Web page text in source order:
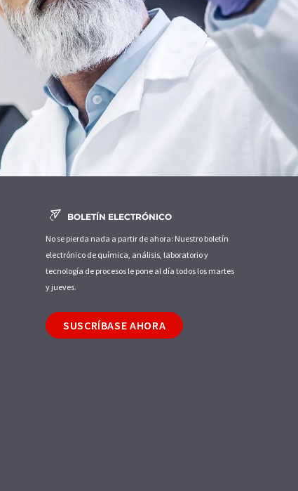
BOLETÍN ELECTRÓNICO
No se pierda nada a partir de ahora: Nuestro boletín
electrónico de química, análisis, laboratorio y
tecnología de procesos le pone al día todos los martes
y jueves.
SUSCRÍBASE AHORA